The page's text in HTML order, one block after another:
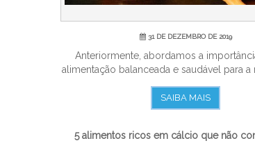
31 DE DEZEMBRO DE 2019
Anteriormente, abordamos a
alimentação balanceada e saudável para a
SAIBA MAIS
5 alimentos ricos em cálcio que não